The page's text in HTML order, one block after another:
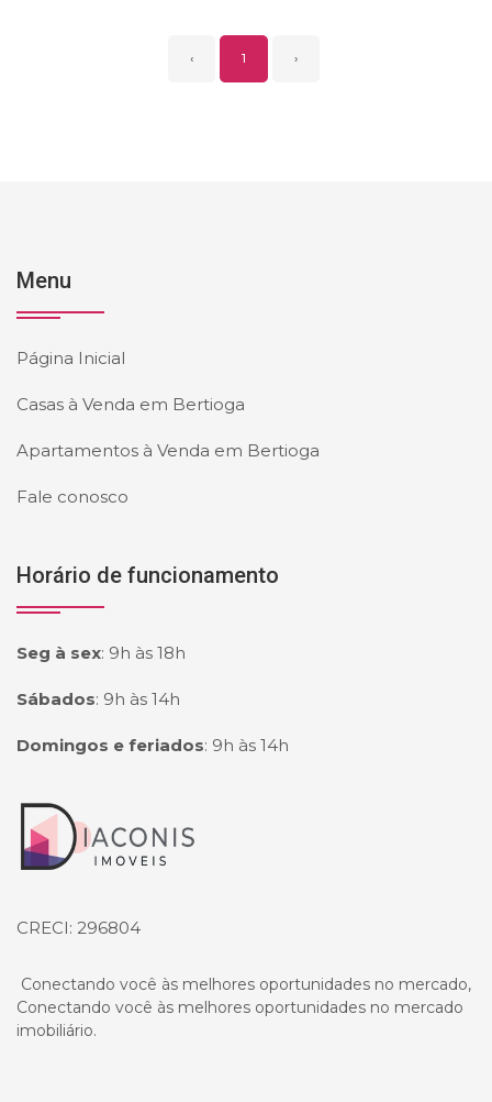
‹ 1 ›
Menu
Página Inicial
Casas à Venda em Bertioga
Apartamentos à Venda em Bertioga
Fale conosco
Horário de funcionamento
Seg à sex: 9h às 18h
Sábados: 9h às 14h
Domingos e feriados: 9h às 14h
Página inicial
CRECI: 296804
Conectando você às melhores oportunidades no mercado,
Conectando você às melhores oportunidades no mercado
imobiliário.